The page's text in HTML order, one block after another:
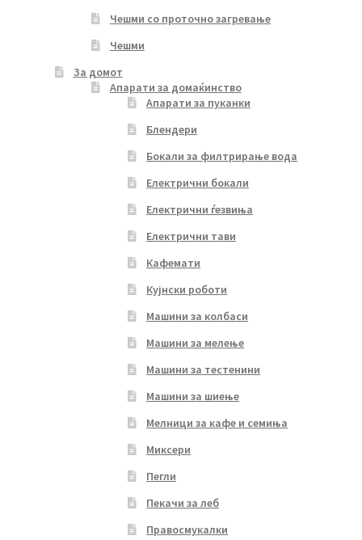
Чешми со проточно загревање
Чешми
За домот
Апарати за домаќинство
Апарати за пуканки
Блендери
Бокали за филтрирање вода
Електрични бокали
Електрични ѓезвиња
Електрични тави
Кафемати
Кујнски роботи
Машини за колбаси
Машини за мелење
Машини за тестенини
Машини за шиење
Мелници за кафе и семиња
Миксери
Пегли
Пекачи за леб
Правосмукалки